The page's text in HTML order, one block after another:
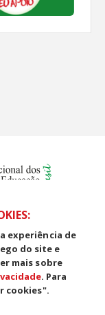
101/106
experiência de
do site e
mais sobre
. Para
cookies".